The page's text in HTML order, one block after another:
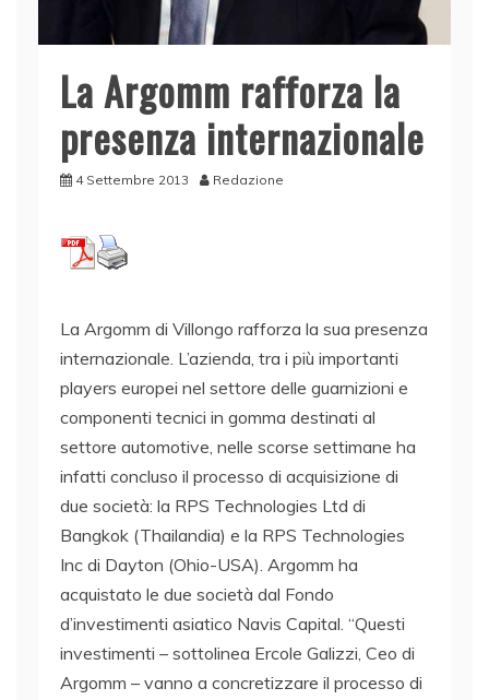
La Argomm rafforza la
presenza internazionale
4 Settembre 2013 Redazione
La Argomm di Villongo rafforza la sua presenza
internazionale. L’azienda, tra i più importanti
players europei nel settore delle guarnizioni e
componenti tecnici in gomma destinati al
settore automotive, nelle scorse settimane ha
infatti concluso il processo di acquisizione di
due società: la RPS Technologies Ltd di
Bangkok (Thailandia) e la RPS Technologies
Inc di Dayton (Ohio-USA). Argomm ha
acquistato le due società dal Fondo
d’investimenti asiatico Navis Capital. “Questi
investimenti – sottolinea Ercole Galizzi, Ceo di
Argomm – vanno a concretizzare il processo di